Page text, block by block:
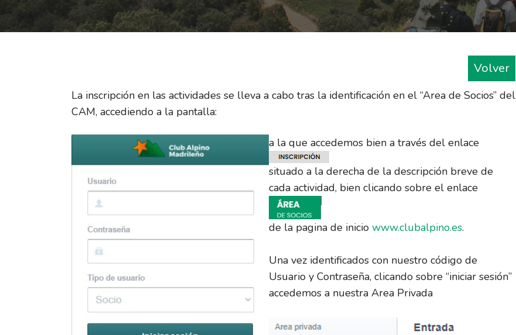
Volver
La inscripción en las actividades se lleva a cabo tras la identificación en el “Area de Socios” del
CAM, accediendo a la pantalla:
a la que accedemos bien a través del enlace
situado a la derecha de la descripción breve de
cada actividad, bien clicando sobre el enlace
de la pagina de iniciowww.clubalpino.es.
Una vez identificados con nuestro código de
Usuario y Contraseña, clicando sobre “iniciar sesión”
accedemos a nuestra Area Privada